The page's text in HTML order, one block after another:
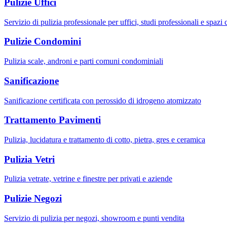
Pulizie Uffici
Servizio di pulizia professionale per uffici, studi professionali e spazi
Pulizie Condomini
Pulizia scale, androni e parti comuni condominiali
Sanificazione
Sanificazione certificata con perossido di idrogeno atomizzato
Trattamento Pavimenti
Pulizia, lucidatura e trattamento di cotto, pietra, gres e ceramica
Pulizia Vetri
Pulizia vetrate, vetrine e finestre per privati e aziende
Pulizie Negozi
Servizio di pulizia per negozi, showroom e punti vendita